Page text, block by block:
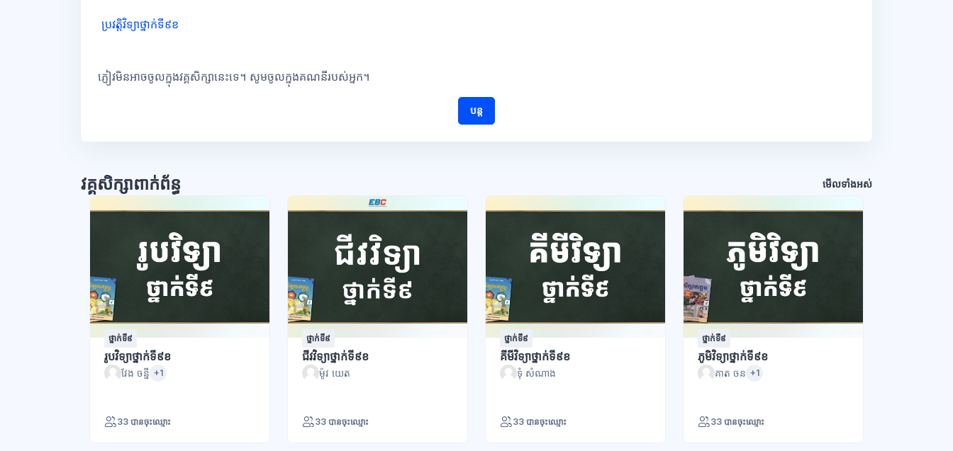
ប្រវត្តិវិទ្យាថ្នាក់ទី៩ខ
ភ្ញៀវមិនអាចចូលក្នុងវគ្គសិក្សានេះទេ។ សូមចូលក្នុងគណនីរបស់អ្នក។
បន្ត
វគ្គសិក្សាពាក់ព័ន្ធ មើលទាំងអស់
ថ្នាក់ទី៩
រូបវិទ្យាថ្នាក់ទី៩ខ
វែង ចន្នី +1
33 បានចុះឈ្មោះ
ថ្នាក់ទី៩
ជីវវិទ្យាថ្នាក់ទី៩ខ
ម៉ូវ យេត
33 បានចុះឈ្មោះ
ថ្នាក់ទី៩
គីមីវិទ្យាថ្នាក់ទី៩ខ
ទុំ សំណាង
33 បានចុះឈ្មោះ
ថ្នាក់ទី៩
ភូមិវិទ្យាថ្នាក់ទី៩ខ
គាត ចន +1
33 បានចុះឈ្មោះ